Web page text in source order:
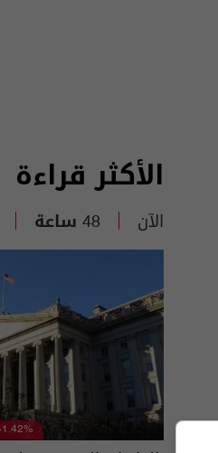
الأكثر قراءة
الآن 48 ساعة